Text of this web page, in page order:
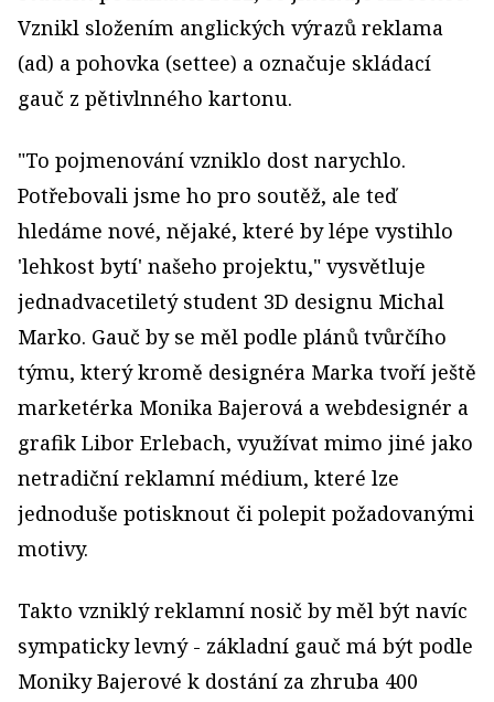
Vznikl složením anglických výrazů reklama
(ad) a pohovka (settee) a označuje skládací
gauč z pětivlnného kartonu.
"To pojmenování vzniklo dost narychlo.
Potřebovali jsme ho pro soutěž, ale teď
hledáme nové, nějaké, které by lépe vystihlo
'lehkost bytí' našeho projektu," vysvětluje
jednadvacetiletý student 3D designu Michal
Marko. Gauč by se měl podle plánů tvůrčího
týmu, který kromě designéra Marka tvoří ještě
marketérka Monika Bajerová a webdesignér a
grafik Libor Erlebach, využívat mimo jiné jako
netradiční reklamní médium, které lze
jednoduše potisknout či polepit požadovanými
motivy.
Takto vzniklý reklamní nosič by měl být navíc
sympaticky levný - základní gauč má být podle
Moniky Bajerové k dostání za zhruba 400